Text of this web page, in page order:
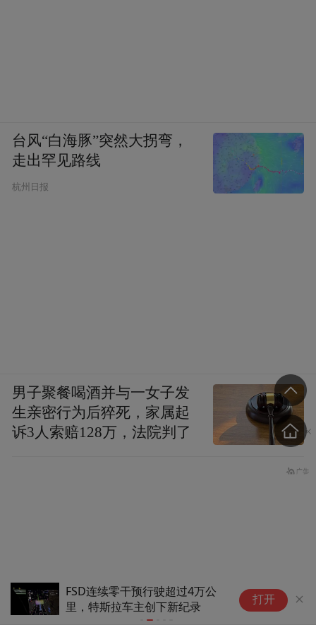
FSD连续零干预行驶超过4万公
里，特斯拉车主创下新纪录
打开
台风“白海豚”突然大拐弯，
走出罕见路线
杭州日报
男子聚餐喝酒并与一女子发
生亲密行为后猝死，家属起
诉3人索赔128万，法院判了